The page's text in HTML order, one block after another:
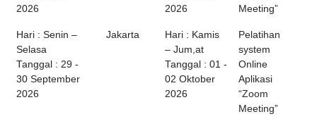
2026
2026
Meeting”
Hari : Senin –
Selasa
Tanggal : 29 -
30 September
2026
Jakarta
Hari : Kamis
– Jum,at
Tanggal : 01 -
02 Oktober
2026
Pelatihan
system
Online
Aplikasi
“Zoom
Meeting”